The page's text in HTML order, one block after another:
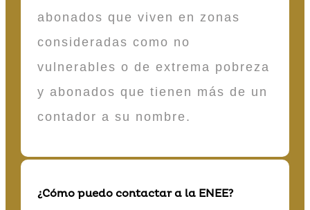
abonados que viven en zonas
consideradas como no
vulnerables o de extrema pobreza
y abonados que tienen más de un
contador a su nombre.
¿Cómo puedo contactar a la ENEE?